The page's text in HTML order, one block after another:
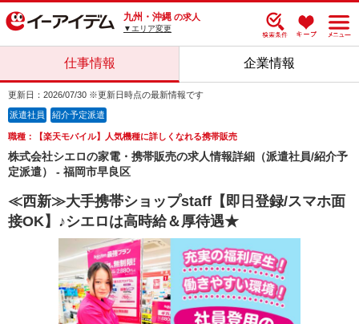
九州・沖縄 の求人
▼エリア変更
仕事情報 企業情報
更新日：2026/07/30 ※更新日時点の最新情報です
派遣社員 紹介予定派遣
職種：【楽天モバイル】人気機種に詳しくなれる携帯販売
株式会社シエロの家電・携帯販売の求人情報詳細（派遣社員/紹介予
定派遣） - 福岡市早良区
≪西新≫大手携帯ショップstaff【即日登録/スマホ面
接OK】♪シエロは高時給＆厚待遇★